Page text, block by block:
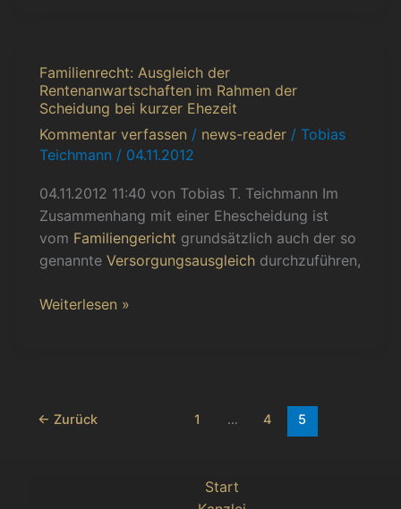
Familienrecht: Ausgleich der
Rentenanwartschaften im Rahmen der
Scheidung bei kurzer Ehezeit
Kommentar verfassen / news-reader / Tobias
Teichmann / 04.11.2012
04.11.2012 11:40 von Tobias T. Teichmann Im
Zusammenhang mit einer Ehescheidung ist
vom Familiengericht grundsätzlich auch der so
genannte Versorgungsausgleich durchzuführen,
Familienrecht:
Ausgleich
der
Rentenanwartschaften
im
Rahmen
der
Scheidung
kurzer
Ehezeit
Weiterlesen »
← Zurück 1 … 4 5
Start